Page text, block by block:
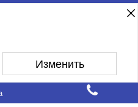
Изменить